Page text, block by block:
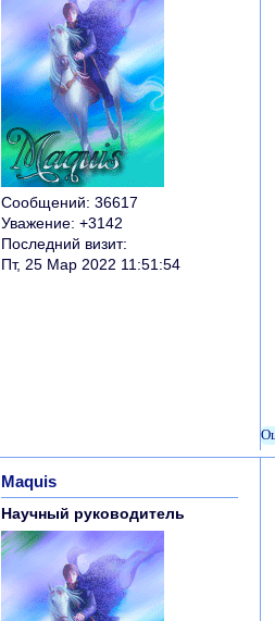
Сообщений: 36617
Уважение: +3142
Последний визит:
Пт, 25 Мар 2022 11:51:54
Maquis
Научный руководитель